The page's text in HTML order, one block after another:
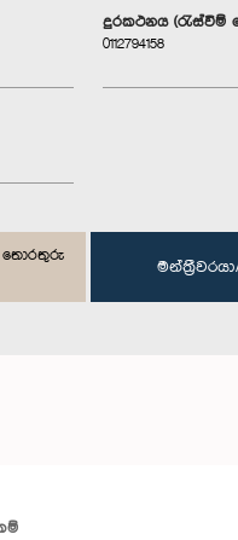
දුරකථනය (රැස්වීම්
0112794158
තොරතුරු